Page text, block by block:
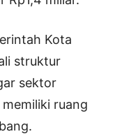
Kota
struktur
sektor
ruang